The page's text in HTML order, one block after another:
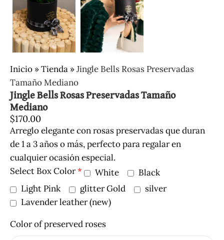
Inicio »Tienda »Jingle Bells Rosas Preservadas
Tamaño Mediano
Jingle Bells Rosas Preservadas Tamaño
Mediano
$170.00
Arreglo elegante con rosas preservadas que duran
de 1 a 3 años o más, perfecto para regalar en
cualquier ocasión especial.
Select Box Color* White
Black
Light Pink
glitter Gold
silver
Lavender leather (new)
Color of preserved roses